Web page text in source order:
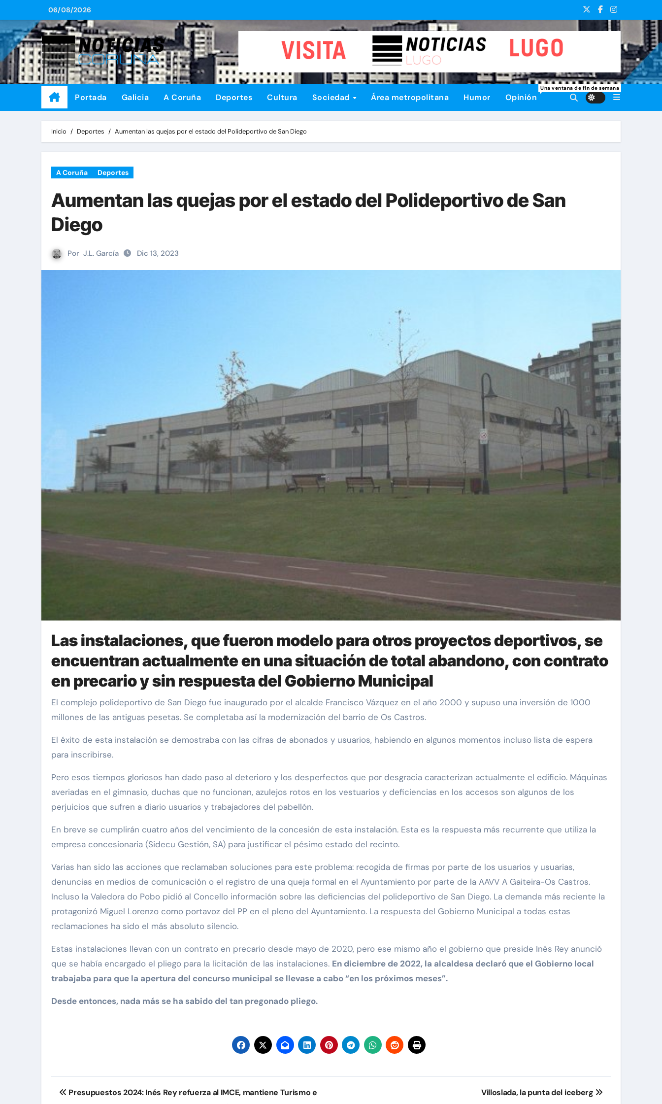
al
contenido
06/08/2026
Portada Galicia A Coruña Deportes Cultura Sociedad Área metropolitana Humor Opinión
Una ventana de fin de semana
Inicio Deportes Aumentan las quejas por el estado del Polideportivo de San Diego
A Coruña Deportes
Aumentan las quejas por el estado del Polideportivo de San
Diego
Por J.L. García Dic 13, 2023
Las instalaciones, que fueron modelo para otros proyectos deportivos, se
encuentran actualmente en una situación de total abandono, con contrato
en precario y sin respuesta del Gobierno Municipal
El complejo polideportivo de San Diego fue inaugurado por el alcalde Francisco Vázquez en el año 2000 y supuso una inversión de 1000
millones de las antiguas pesetas. Se completaba así la modernización del barrio de Os Castros.
El éxito de esta instalación se demostraba con las cifras de abonados y usuarios, habiendo en algunos momentos incluso lista de espera
para inscribirse.
Pero esos tiempos gloriosos han dado paso al deterioro y los desperfectos que por desgracia caracterizan actualmente el edificio. Máquinas
averiadas en el gimnasio, duchas que no funcionan, azulejos rotos en los vestuarios y deficiencias en los accesos son algunos de los
perjuicios que sufren a diario usuarios y trabajadores del pabellón.
En breve se cumplirán cuatro años del vencimiento de la concesión de esta instalación. Esta es la respuesta más recurrente que utiliza la
empresa concesionaria (Sidecu Gestión, SA) para justificar el pésimo estado del recinto.
Varias han sido las acciones que reclamaban soluciones para este problema: recogida de firmas por parte de los usuarios y usuarias,
denuncias en medios de comunicación o el registro de una queja formal en el Ayuntamiento por parte de la AAVV A Gaiteira-Os Castros.
Incluso la Valedora do Pobo pidió al Concello información sobre las deficiencias del polideportivo de San Diego. La demanda más reciente la
protagonizó Miguel Lorenzo como portavoz del PP en el pleno del Ayuntamiento. La respuesta del Gobierno Municipal a todas estas
reclamaciones ha sido el más absoluto silencio.
Estas instalaciones llevan con un contrato en precario desde mayo de 2020, pero ese mismo año el gobierno que preside Inés Rey anunció
que se había encargado el pliego para la licitación de las instalaciones. En diciembre de 2022, la alcaldesa declaró que el Gobierno local
trabajaba para que la apertura del concurso municipal se llevase a cabo “en los próximos meses”.
Desde entonces, nada más se ha sabido del tan pregonado pliego.
Navegación
Presupuestos 2024: Inés Rey refuerza al IMCE, mantiene Turismo e
Villoslada, la punta del iceberg